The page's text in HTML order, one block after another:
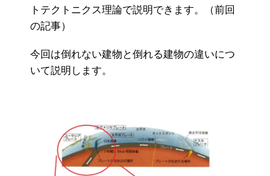
トテクトニクス理論で説明できます。（前回
の記事）
今回は倒れない建物と倒れる建物の違いにつ
いて説明します。